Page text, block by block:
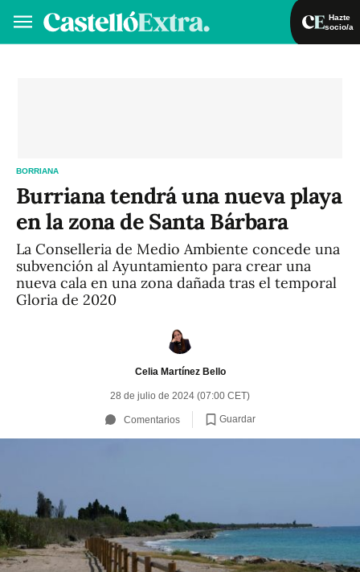
Hazte
socio/a
BORRIANA
Burriana tendrá una nueva playa
en la zona de Santa Bárbara
La Conselleria de Medio Ambiente concede una
subvención al Ayuntamiento para crear una
nueva cala en una zona dañada tras el temporal
Gloria de 2020
Celia Martínez Bello
28 de julio de 2024 (07:00 CET)
Comentarios Guardar